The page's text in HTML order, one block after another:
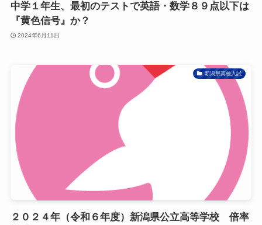
中学１年生、最初のテストで英語・数学８９点以下は
『黄色信号』か？
2024年6月11日
新潟県高校入試
２０２４年（令和６年度）新潟県公立高等学校 倍率